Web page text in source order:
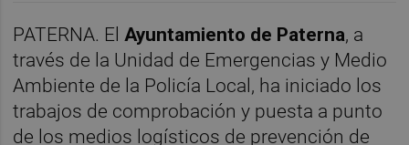
PATERNA. ElAyuntamiento de Paterna, a
través de la Unidad de Emergencias y Medio
Ambiente de la Policía Local, ha iniciado los
trabajos de comprobación y puesta a punto
de los medios logísticos de prevención de